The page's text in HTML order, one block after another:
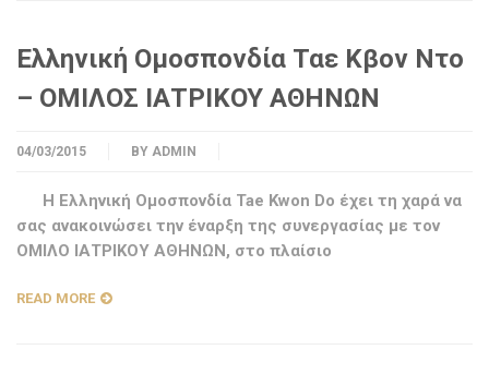
Ελληνική Ομοσπονδία Ταε Κβον Ντο
– ΟΜΙΛΟΣ ΙΑΤΡΙΚΟΥ ΑΘΗΝΩΝ
04/03/2015 BY ADMIN
Η Ελληνική Ομοσπονδία Tae Kwon Do έχει τη χαρά να
σας ανακοινώσει την έναρξη της συνεργασίας με τον
ΟΜΙΛΟ ΙΑΤΡΙΚΟΥ ΑΘΗΝΩΝ, στο πλαίσιο
READ MORE